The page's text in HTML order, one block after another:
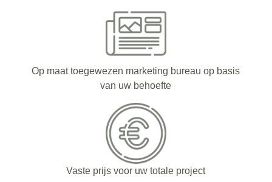
Op maat toegewezen marketing bureau op basis
van uw behoefte
Vaste prijs voor uw totale project